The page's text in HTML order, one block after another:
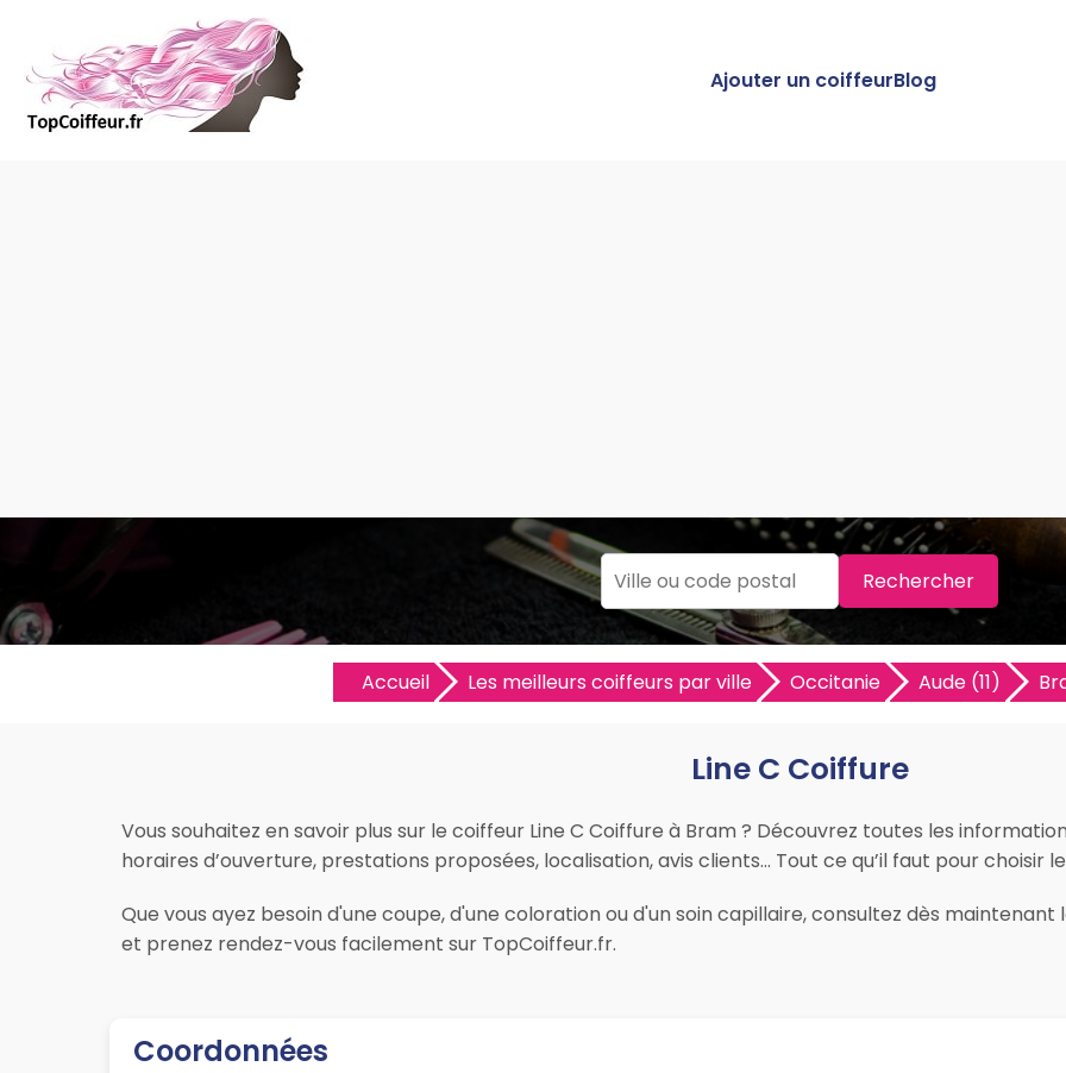
Ajouter un coiffeurBlog
Rechercher
Accueil Les meilleurs coiffeurs par ville Occitanie Aude (11)
Line C Coiffure
Vous souhaitez en savoir plus sur le coiffeur Line C Coiffure à Bram ? Découvrez toutes les
horaires d’ouverture, prestations proposées, localisation, avis clients… Tout ce qu’il faut pour choisir
Que vous ayez besoin d'une coupe, d'une coloration ou d'un soin capillaire, consultez dès
et prenez rendez-vous facilement sur TopCoiffeur.fr.
Coordonnées